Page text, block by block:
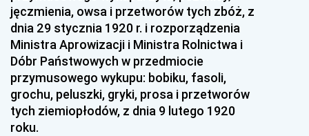
jęczmienia, owsa i przetworów tych zbóż, z
dnia 29 stycznia 1920 r. i rozporządzenia
Ministra Aprowizacji i Ministra Rolnictwa i
Dóbr Państwowych w przedmiocie
przymusowego wykupu: bobiku, fasoli,
grochu, peluszki, gryki, prosa i przetworów
tych ziemiopłodów, z dnia 9 lutego 1920
roku.